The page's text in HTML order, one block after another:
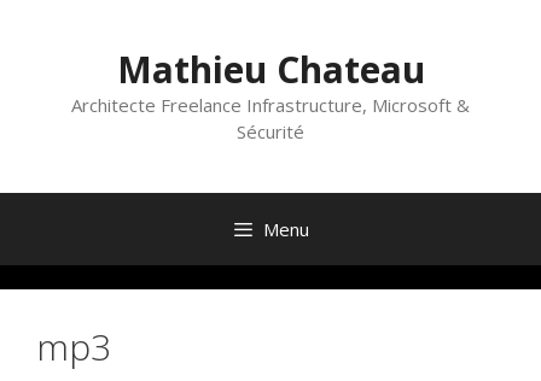
Mathieu Chateau
Architecte Freelance Infrastructure, Microsoft &
Sécurité
Menu
mp3